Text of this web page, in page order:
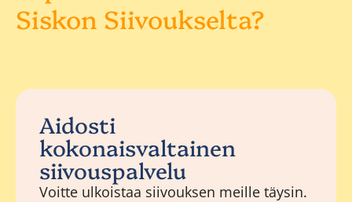
Siskon Siivoukselta?
Aidosti
kokonaisvaltainen
siivouspalvelu
Voitte ulkoistaa siivouksen meille täysin.